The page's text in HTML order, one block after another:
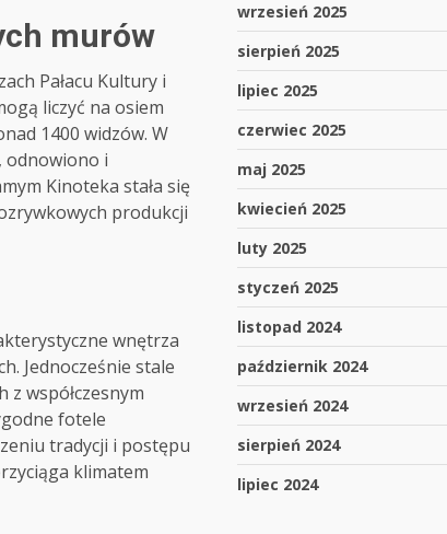
murów
Pałacu Kultury i
liczyć na osiem
1400 widzów. W
odnowiono i
Kinoteka stała się
produkcji
wnętrza
Jednocześnie stale
współczesnym
fotele
tradycji i postępu
klimatem
wrzesień 2025
sierpień 2025
lipiec 2025
czerwiec 2025
maj 2025
kwiecień 2025
luty 2025
styczeń 2025
listopad 2024
październik 2024
wrzesień 2024
sierpień 2024
lipiec 2024